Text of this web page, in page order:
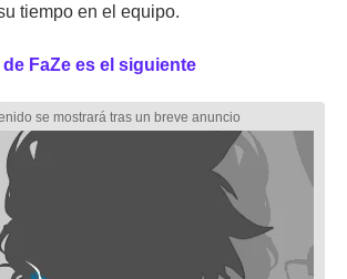
tiempo en el equipo.
FaZe es el siguiente